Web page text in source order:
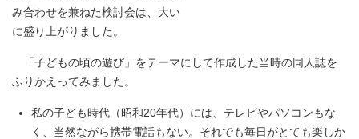
み合わせを兼ねた検討会は、大い
に盛り上がりました。
「子どもの頃の遊び」をテーマにして作成した当時の同人誌を
ふりかえってみました。
私の子ども時代（昭和20年代）には、テレビやパソコンもな
く、当然ながら携帯電話もない。それでも毎日がとても楽しか